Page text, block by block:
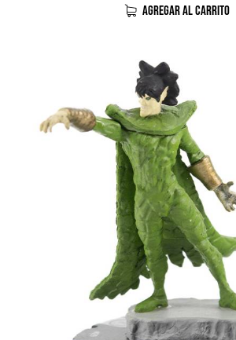
AGREGAR AL CARRITO